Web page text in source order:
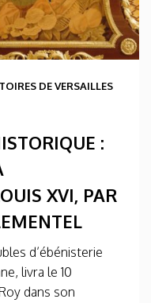
DE VERSAILLES
:
XVI, PAR
d’ébénisterie
livra le 10
dans son